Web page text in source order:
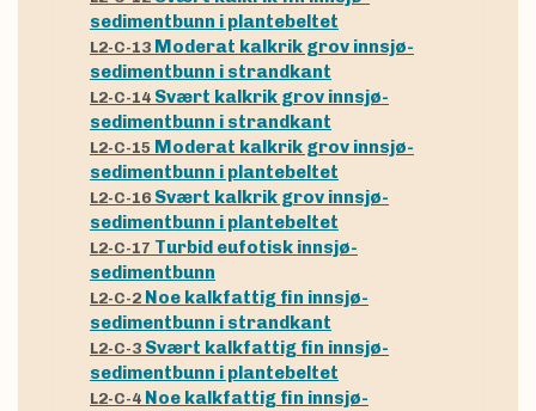
sedimentbunn i plantebeltet
L2-C-13 Moderat kalkrik grov innsjø-
sedimentbunn i strandkant
L2-C-14 Svært kalkrik grov innsjø-
sedimentbunn i strandkant
L2-C-15 Moderat kalkrik grov innsjø-
sedimentbunn i plantebeltet
L2-C-16 Svært kalkrik grov innsjø-
sedimentbunn i plantebeltet
L2-C-17 Turbid eufotisk innsjø-
sedimentbunn
L2-C-2 Noe kalkfattig fin innsjø-
sedimentbunn i strandkant
L2-C-3 Svært kalkfattig fin innsjø-
sedimentbunn i plantebeltet
L2-C-4 Noe kalkfattig fin innsjø-